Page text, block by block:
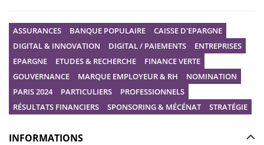
ASSURANCES BANQUE POPULAIRE
CAISSE D'EPARGNE
DIGITAL & INNOVATION
DIGITAL / PAIEMENTS
ENTREPRISES
EPARGNE
ETUDES & RECHERCHE
FINANCE VERTE
GOUVERNANCE
MARQUE EMPLOYEUR & RH
NOMINATION
PARIS 2024
PARTICULIERS
PROFESSIONNELS
RÉSULTATS FINANCIERS
SPONSORING & MÉCÉNAT STRATÉGIE
INFORMATIONS